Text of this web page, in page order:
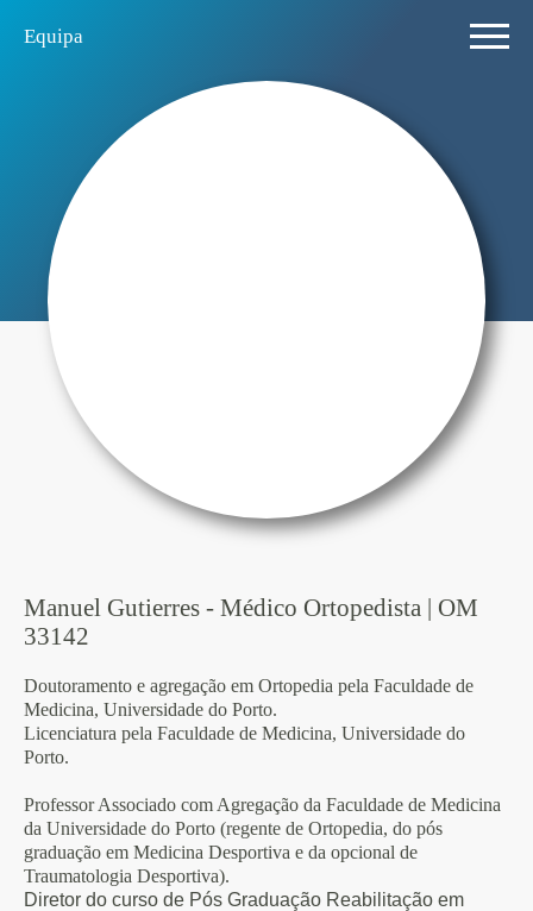
Equipa
Manuel Gutierres - Médico Ortopedista | OM
33142
Doutoramento e agregação em Ortopedia pela Faculdade de
Medicina, Universidade do Porto.
Licenciatura pela Faculdade de Medicina, Universidade do
Porto.
Professor Associado com Agregação da Faculdade de Medicina
da Universidade do Porto (regente de Ortopedia, do pós
graduação em Medicina Desportiva e da opcional de
Traumatologia Desportiva).
Diretor do curso de Pós Graduação Reabilitação em